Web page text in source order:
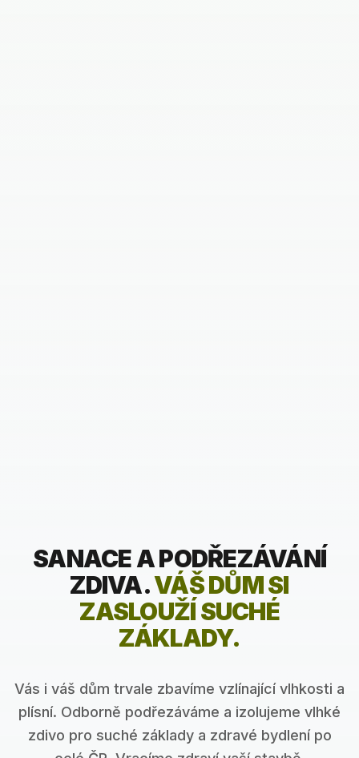
SANACE A PODŘEZÁVÁNÍ
ZDIVA.VÁŠ DŮM SI
ZASLOUŽÍ SUCHÉ
ZÁKLADY.
Vás i váš dům trvale zbavíme vzlínající vlhkosti a
plísní. Odborně podřezáváme a izolujeme vlhké
zdivo pro suché základy a zdravé bydlení po
DIAMANTOVÉ LANO OD 4 500 KČ / BM
ŘETĚZOVÁ PILA OD 2 500 KČ / BM